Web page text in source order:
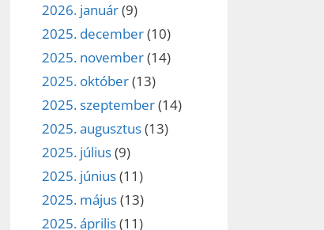
2026. január(9)
2025. december(10)
2025. november(14)
2025. október(13)
2025. szeptember(14)
2025. augusztus(13)
2025. július(9)
2025. június(11)
2025. május(13)
2025. április(11)